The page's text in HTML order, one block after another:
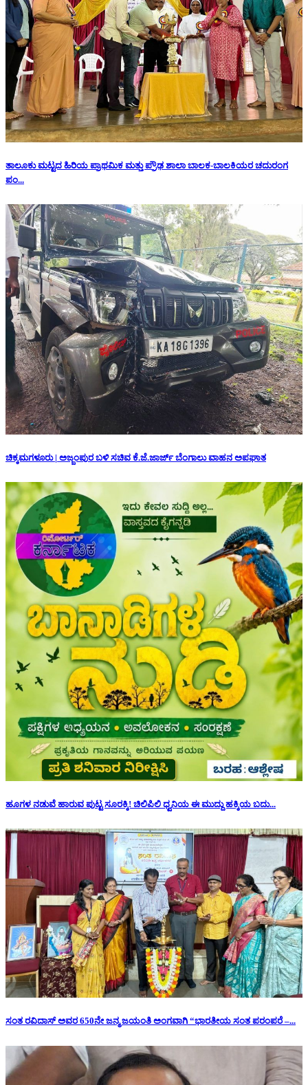
ತಾಲೂಕು ಮಟ್ಟದ ಹಿರಿಯ ಪ್ರಾಥಮಿಕ ಮತ್ತು ಪ್ರೌಢ ಶಾಲಾ ಬಾಲಕ-ಬಾಲಕಿಯರ ಚದುರಂಗ
ಪಂ...
ಚಿಕ್ಕಮಗಳೂರು | ಅಜ್ಜಂಪುರ ಬಳಿ ಸಚಿವ ಕೆ.ಜೆ.ಜಾರ್ಜ್ ಬೆಂಗಾಲು ವಾಹನ ಅಪಘಾತ
ಹೂಗಳ ನಡುವೆ ಹಾರುವ ಪುಟ್ಟ ಸೂರಕ್ಕಿ! ಚಿಲಿಪಿಲಿ ಧ್ವನಿಯ ಈ ಮುದ್ದು ಹಕ್ಕಿಯ ಬದು...
ಸಂತ ರವಿದಾಸ್ ಅವರ 650ನೇ ಜನ್ಮ ಜಯಂತಿ ಅಂಗವಾಗಿ “ಭಾರತೀಯ ಸಂತ ಪರಂಪರೆ –...